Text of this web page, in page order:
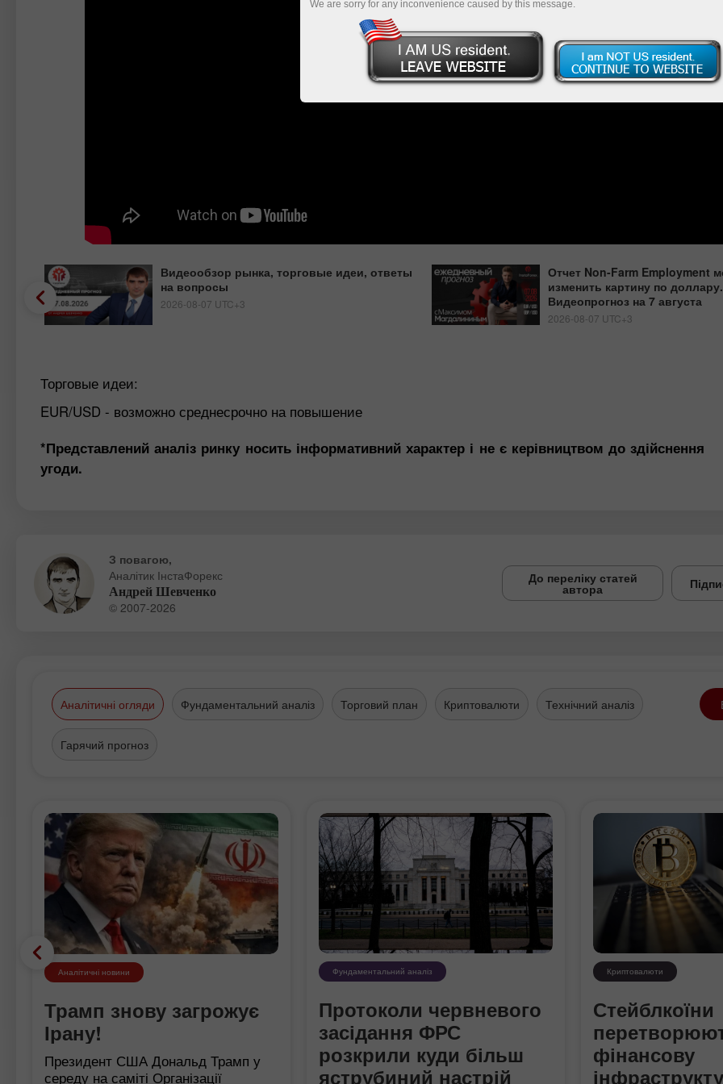
Видеообзор рынка, торговые идеи, ответы
на вопросы
2026-08-07 UTC+3
Отчет Non-Farm Employment
изменить картину по доллару.
Видеопрогноз на 7 августа
2026-08-07 UTC+3
Торговые идеи:
EUR/USD - возможно среднесрочно на повышение
*Представлений аналіз ринку носить інформативний характер і не є керівництвом до здійснення
угоди.
З повагою,
Аналітик ІнстаФорекс
Андрей Шевченко
© 2007-2026
До переліку статей
автора
Аналітичні огляди Фундаментальний аналіз Торговий план Криптовалюти Технічний аналіз
Гарячий прогноз
Аналітичні новини
Трамп знову загрожує
Ірану!
Президент США Дональд Трамп у
середу на саміті Організації
Фундаментальний аналіз
Протоколи червневого
засідання ФРС
розкрили куди більш
яструбиний настрій
Криптовалюти
Стейблкоїни
фінансову
We are sorry for any inconvenience caused by this message.